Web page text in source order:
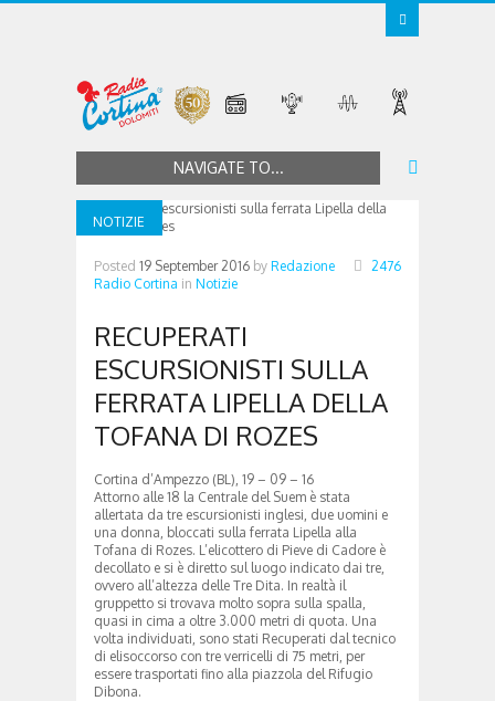
NAVIGATE TO...
NOTIZIE
Posted 19 September 2016 by Redazione
Radio Cortina in Notizie
2476
RECUPERATI
ESCURSIONISTI SULLA
FERRATA LIPELLA DELLA
TOFANA DI ROZES
Cortina d’Ampezzo (BL), 19 – 09 – 16
Attorno alle 18 la Centrale del Suem è stata
allertata da tre escursionisti inglesi, due uomini e
una donna, bloccati sulla ferrata Lipella alla
Tofana di Rozes. L’elicottero di Pieve di Cadore è
decollato e si è diretto sul luogo indicato dai tre,
ovvero all’altezza delle Tre Dita. In realtà il
gruppetto si trovava molto sopra sulla spalla,
quasi in cima a oltre 3.000 metri di quota. Una
volta individuati, sono stati Recuperati dal tecnico
di elisoccorso con tre verricelli di 75 metri, per
essere trasportati fino alla piazzola del Rifugio
Dibona.